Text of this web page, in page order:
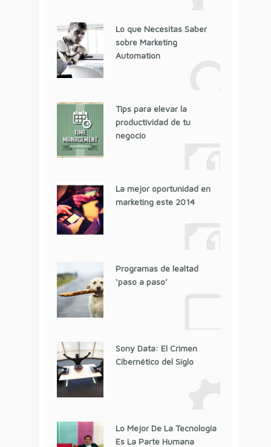
Lo que Necesitas Saber
sobre Marketing
Automation
Tips para elevar la
productividad de tu
negocio
La mejor oportunidad en
marketing este 2014
Programas de lealtad
‘paso a paso’
Sony Data: El Crimen
Cibernético del Siglo
Lo Mejor De La Tecnología
Es La Parte Humana